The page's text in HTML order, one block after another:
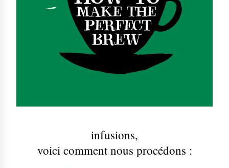
infusions,
voici comment nous procédons :